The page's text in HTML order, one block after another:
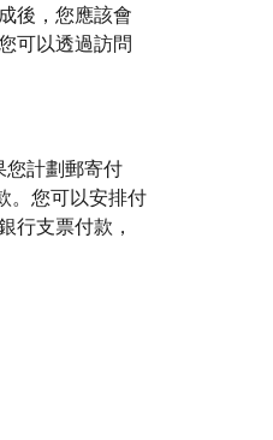
後，您應該會
可以透過訪問
計劃郵寄付
。您可以安排付
行支票付款，